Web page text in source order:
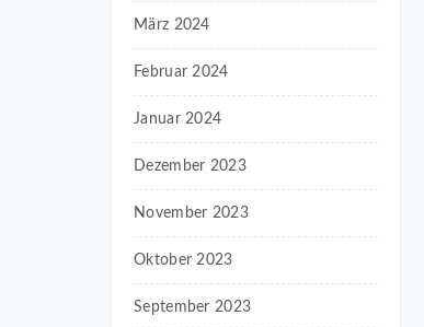
März 2024
Februar 2024
Januar 2024
Dezember 2023
November 2023
Oktober 2023
September 2023